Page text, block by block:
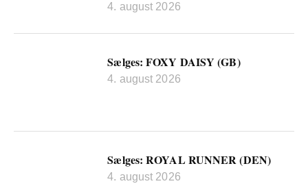
4. august 2026
Sælges: FOXY DAISY (GB)
4. august 2026
Sælges: ROYAL RUNNER (DEN)
4. august 2026